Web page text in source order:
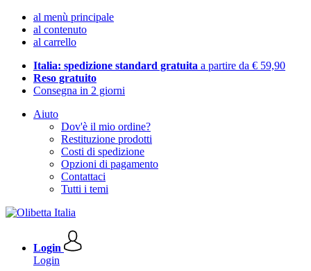
al menù principale
al contenuto
al carrello
Italia: spedizione standard gratuita a partire da € 59,90
Reso gratuito
Consegna in 2 giorni
Aiuto
Dov'è il mio ordine?
Restituzione prodotti
Costi di spedizione
Opzioni di pagamento
Contattaci
Tutti i temi
Login
Login